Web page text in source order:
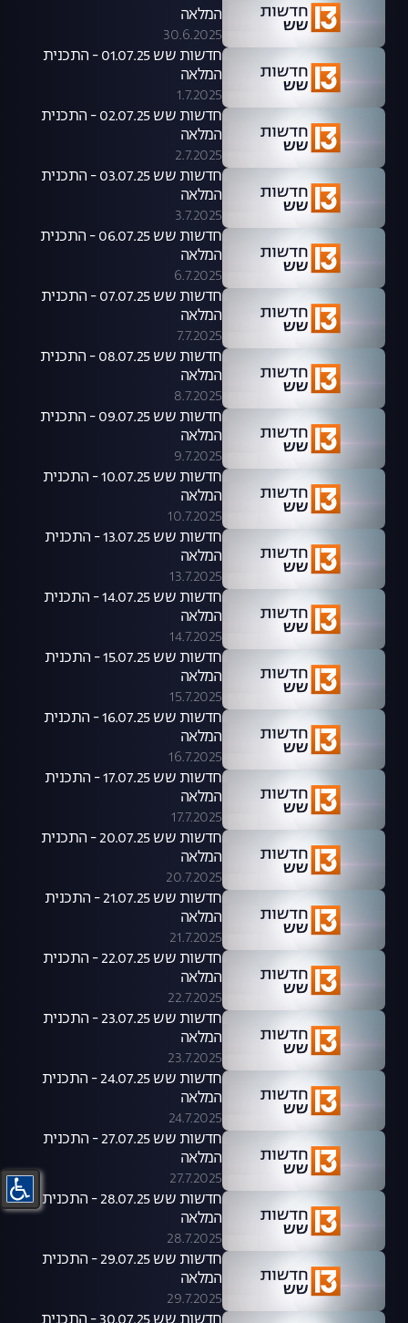
המלאה
30.6.2025
חדשות שש 01.07.25 - התכנית
המלאה
1.7.2025
חדשות שש 02.07.25 - התכנית
המלאה
2.7.2025
חדשות שש 03.07.25 - התכנית
המלאה
3.7.2025
חדשות שש 06.07.25 - התכנית
המלאה
6.7.2025
חדשות שש 07.07.25 - התכנית
המלאה
7.7.2025
חדשות שש 08.07.25 - התכנית
המלאה
8.7.2025
חדשות שש 09.07.25 - התכנית
המלאה
9.7.2025
חדשות שש 10.07.25 - התכנית
המלאה
10.7.2025
חדשות שש 13.07.25 - התכנית
המלאה
13.7.2025
חדשות שש 14.07.25 - התכנית
המלאה
14.7.2025
חדשות שש 15.07.25 - התכנית
המלאה
15.7.2025
חדשות שש 16.07.25 - התכנית
המלאה
16.7.2025
חדשות שש 17.07.25 - התכנית
המלאה
17.7.2025
חדשות שש 20.07.25 - התכנית
המלאה
20.7.2025
חדשות שש 21.07.25 - התכנית
המלאה
21.7.2025
חדשות שש 22.07.25 - התכנית
המלאה
22.7.2025
חדשות שש 23.07.25 - התכנית
המלאה
23.7.2025
חדשות שש 24.07.25 - התכנית
המלאה
24.7.2025
חדשות שש 27.07.25 - התכנית
המלאה
27.7.2025
חדשות שש 28.07.25 - התכנית
המלאה
28.7.2025
חדשות שש 29.07.25 - התכנית
המלאה
29.7.2025